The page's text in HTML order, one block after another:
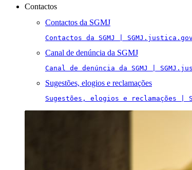
Contactos
Contactos da SGMJ
Contactos da SGMJ |
Canal de denúncia da SGMJ
Canal de denúncia da SGMJ |
Sugestões, elogios e reclamações
Sugestões, elogios e reclamações |